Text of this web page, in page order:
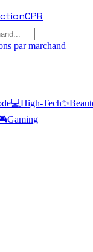
CPR
par marchand
💻High-Tech✨
Gaming